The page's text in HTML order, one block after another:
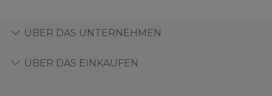
ÜBER DAS UNTERNEHMEN
ÜBER DAS EINKAUFEN